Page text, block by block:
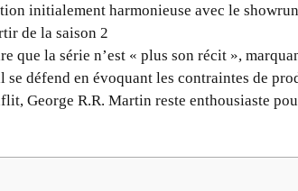
initialement harmonieuse avec le
de la saison 2
que la série n’est « plus son récit »,
se défend en évoquant les contraintes de
George R.R. Martin reste enthousiaste